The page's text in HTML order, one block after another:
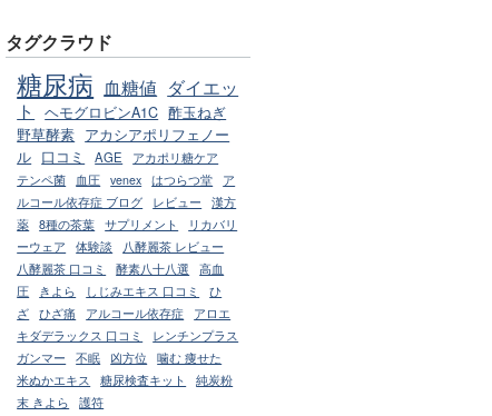
タグクラウド
糖尿病 血糖値 ダイエッ
ト
ヘモグロビンA1C 酢玉ねぎ
野草酵素 アカシアポリフェノー
ル 口コミ AGE
アカポリ糖ケア
テンペ菌
血圧 venex はつらつ堂
ア
ルコール依存症 ブログ
レビュー
漢方
薬
8種の茶葉 サプリメント
リカバリ
ーウェア
体験談
八酵麗茶 レビュー
八酵麗茶 口コミ
酵素八十八選
高血
圧
きよら しじみエキス 口コミ
ひ
ざ
ひざ痛 アルコール依存症
アロエ
キダデラックス 口コミ
レンチンプラス
ガンマー
不眠 凶方位
噛む 痩せた
米ぬかエキス
糖尿検査キット
純炭粉
末 きよら
護符